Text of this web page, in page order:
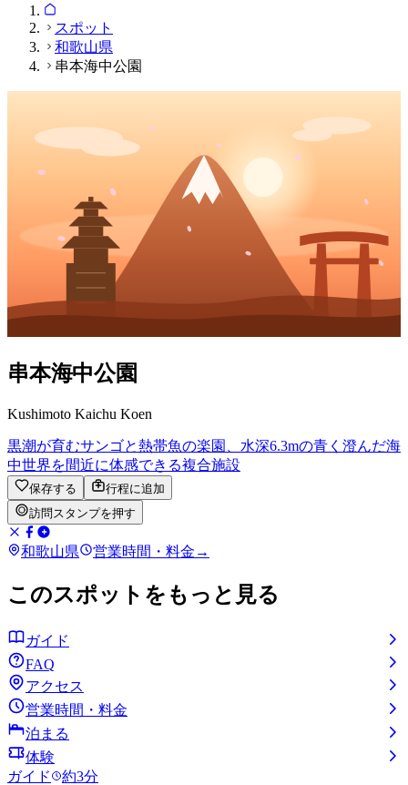
スポット
和歌山県
串本海中公園
串本海中公園
Kushimoto Kaichu Koen
黒潮が育むサンゴと熱帯魚の楽園、水深6.3mの青く澄んだ海
中世界を間近に体感できる複合施設
保存する
行程に追加
訪問スタンプを押す
和歌山県 営業時間・料金 →
このスポットをもっと見る
ガイド
FAQ
アクセス
営業時間・料金
泊まる
体験
ガイド
約3分